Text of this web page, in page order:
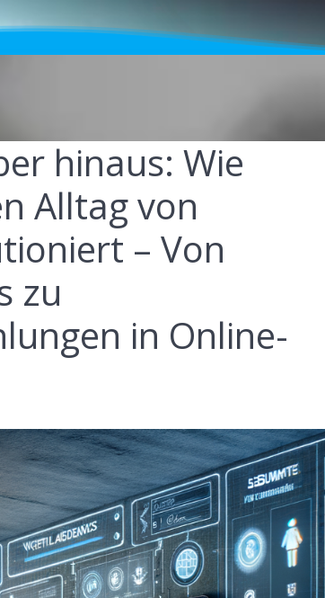
hinaus: Wie
Alltag von
– Von
zu
in Online-